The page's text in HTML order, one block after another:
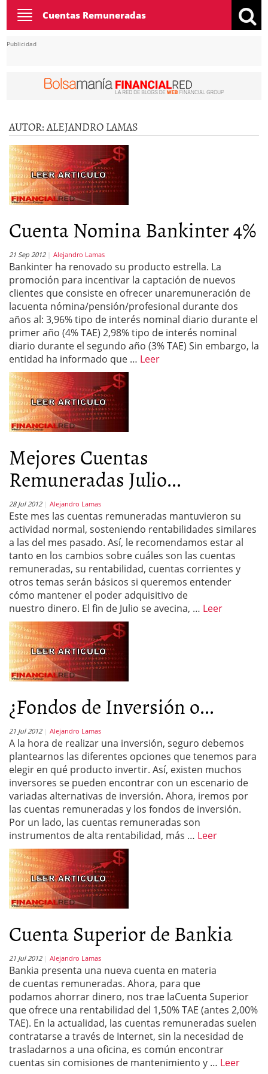
Toggle
navigation
Cuentas Remuneradas
Publicidad
AUTOR:ALEJANDRO LAMAS
Cuenta Nomina Bankinter 4%
21 Sep 2012 Alejandro Lamas
Bankinter ha renovado su producto estrella. La
promoción para incentivar la captación de nuevos
clientes que consiste en ofrecer unaremuneración de
lacuenta nómina/pensión/profesional durante dos
años al: 3,96% tipo de interés nominal diario durante el
primer año (4% TAE) 2,98% tipo de interés nominal
diario durante el segundo año (3% TAE) Sin embargo, la
entidad ha informado que … Leer
Mejores Cuentas
Remuneradas Julio...
28 Jul 2012 Alejandro Lamas
Este mes las cuentas remuneradas mantuvieron su
actividad normal, sosteniendo rentabilidades similares
a las del mes pasado. Así, le recomendamos estar al
tanto en los cambios sobre cuáles son las cuentas
remuneradas, su rentabilidad, cuentas corrientes y
otros temas serán básicos si queremos entender
cómo mantener el poder adquisitivo de
nuestro dinero. El fin de Julio se avecina, … Leer
¿Fondos de Inversión o...
21 Jul 2012 Alejandro Lamas
A la hora de realizar una inversión, seguro debemos
plantearnos las diferentes opciones que tenemos para
elegir en qué producto invertir. Así, existen muchos
inversores se pueden encontrar con un escenario de
variadas alternativas de inversión. Ahora, iremos por
las cuentas remuneradas y los fondos de inversión.
Por un lado, las cuentas remuneradas son
instrumentos de alta rentabilidad, más … Leer
Cuenta Superior de Bankia
21 Jul 2012 Alejandro Lamas
Bankia presenta una nueva cuenta en materia
de cuentas remuneradas. Ahora, para que
podamos ahorrar dinero, nos trae laCuenta Superior
que ofrece una rentabilidad del 1,50% TAE (antes 2,00%
TAE). En la actualidad, las cuentas remuneradas suelen
contratarse a través de Internet, sin la necesidad de
trasladarnos a una oficina, es común encontrar
cuentas sin comisiones de mantenimiento y … Leer